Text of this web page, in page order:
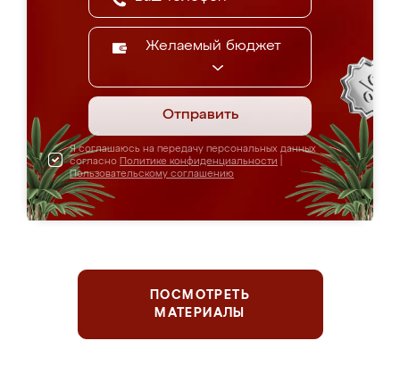
Желаемый бюджет
Отправить
Я соглашаюсь на передачу персональных данных
согласно Политике конфиденциальности
Пользовательскому соглашению
ПОСМОТРЕТЬ
МАТЕРИАЛЫ